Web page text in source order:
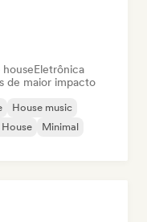
houseEletrônica
de maior impacto
House music
Minimal